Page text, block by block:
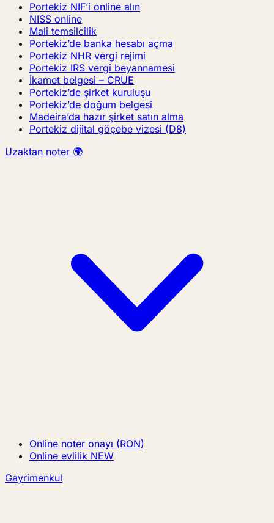
Portekiz NIF’i online alın
NISS online
Mali temsilcilik
Portekiz’de banka hesabı açma
Portekiz NHR vergi rejimi
Portekiz IRS vergi beyannamesi
İkamet belgesi – CRUE
Portekiz’de şirket kuruluşu
Portekiz’de doğum belgesi
Madeira’da hazır şirket satın alma
Portekiz dijital göçebe vizesi (D8)
Uzaktan noter 🌍
Online noter onayı (RON)
Online evlilik NEW
Gayrimenkul